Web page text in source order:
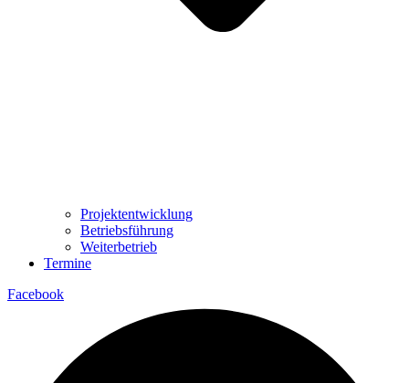
Projektentwicklung
Betriebsführung
Weiterbetrieb
Termine
Facebook